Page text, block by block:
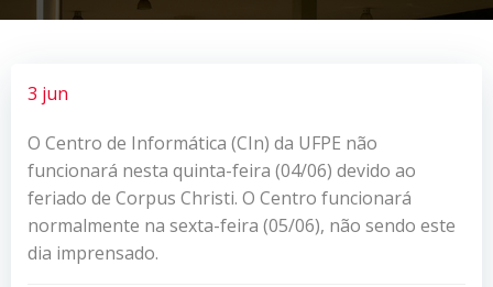
3 jun
O Centro de Informática (CIn) da UFPE não
funcionará nesta quinta-feira (04/06) devido ao
feriado de Corpus Christi. O Centro funcionará
normalmente na sexta-feira (05/06), não sendo este
dia imprensado.